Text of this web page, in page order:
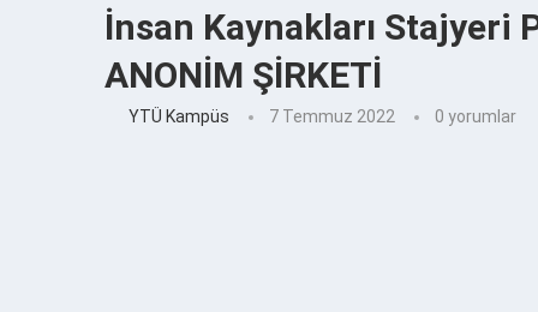
İnsan Kaynakları Stajyeri
ANONİM ŞİRKETİ
YTÜ Kampüs 7 Temmuz 2022 0 yorumlar